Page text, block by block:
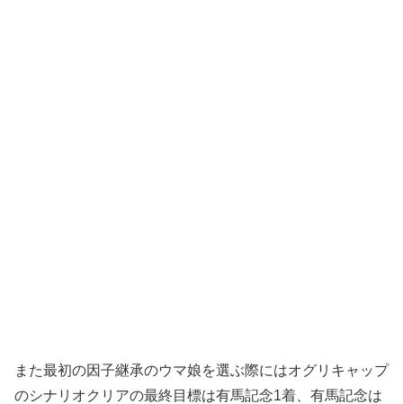
また最初の因子継承のウマ娘を選ぶ際にはオグリキャップ
のシナリオクリアの最終目標は有馬記念1着、有馬記念は